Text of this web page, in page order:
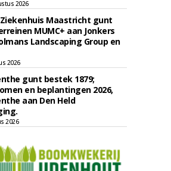
2026
Maastricht gunt
MUMC+ aan Jonkers
Landscaping Group en
2026
gunt bestek 1879;
en beplantingen 2026,
aan Den Held
2026